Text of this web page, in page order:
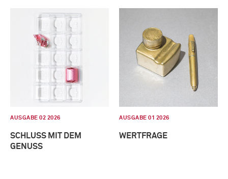
AUSGABE 02 2026
SCHLUSS MIT DEM
GENUSS
AUSGABE 01 2026
WERTFRAGE